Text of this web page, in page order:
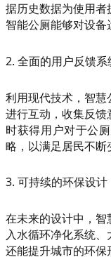
据历史数据为使用者
智能公厕能够对设备
2. 全面的用户反馈系
利用现代技术，智
进行互动，收集反馈
时获得用户对于公
略，以满足居民不断
3. 可持续的环保设计
在未来的设计中，智
入水循环净化系统、
还能提升城市的环保